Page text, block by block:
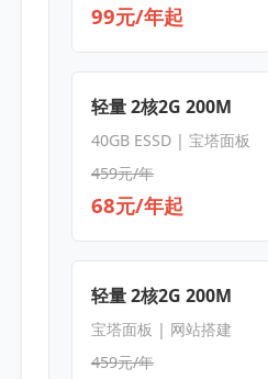
99元/年起
轻量 2核2G 200M
40GB ESSD | 宝塔面板
459元/年
68元/年起
轻量 2核2G 200M
宝塔面板 | 网站搭建
459元/年